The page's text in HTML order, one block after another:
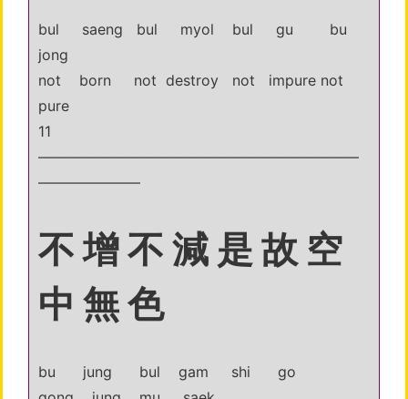
bul saeng bul myol bul gu bu
jong
not born not destroy not impure not
pure
11
——————————————————————
———————
不 增 不 減 是 故 空
中 無 色
bu jung bul gam shi go